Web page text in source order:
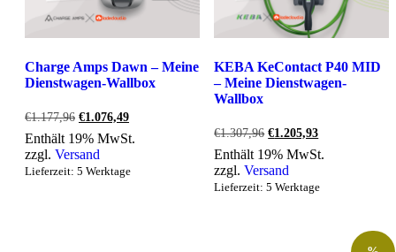
Charge Amps Dawn – Meine
Dienstwagen-Wallbox
€1.177,96 Ursprünglicher
war:
€1.177,96
€1.076,49Aktueller
ist:
Enthält 19% MwSt.
zzgl. Versand
Lieferzeit: 5 Werktage
KEBA KeContact P40 MID
– Meine Dienstwagen-
Wallbox
€1.307,96 Ursprünglicher
war:
€1.307,96
€1.205,93Aktueller
ist:
Enthält 19% MwSt.
zzgl.Versand
Lieferzeit: 5 Werktage